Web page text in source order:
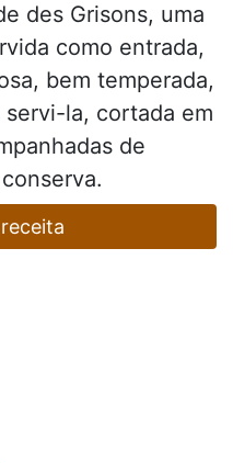
des Grisons, uma
como entrada,
bem temperada,
la, cortada em
de